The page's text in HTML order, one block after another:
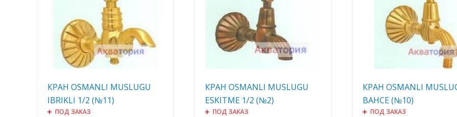
КРАН OSMANLI MUSLUGU
IBRIKLI 1/2 (№11)
ПОД ЗАКАЗ
КРАН OSMANLI MUSLUGU
ESKITME 1/2 (№2)
ПОД ЗАКАЗ
КРАН OSMANLI
BAHCE (№10)
ПОД ЗАКАЗ